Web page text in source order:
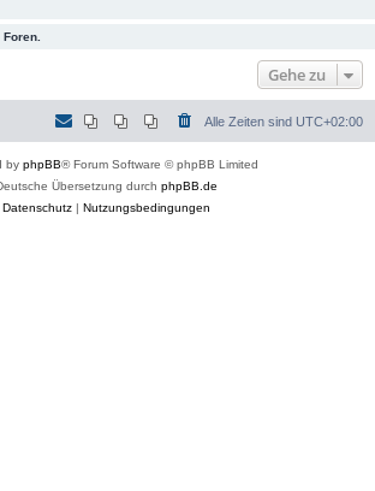
Gehe zu
Alle Zeiten sind UTC+02:00
by phpBB® Forum Software © phpBB Limited
Übersetzung durch phpBB.de
Datenschutz| Nutzungsbedingungen